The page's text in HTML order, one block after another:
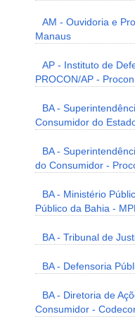
AM - Ouvidoria e
Manaus
AP - Instituto de
PROCON/AP -
BA -
Consumidor do
BA -
do Consumidor -
BA - Ministério
Público da Bahia -
BA - Tribunal de
BA - Defensoria
BA - Diretoria de
Consumidor -